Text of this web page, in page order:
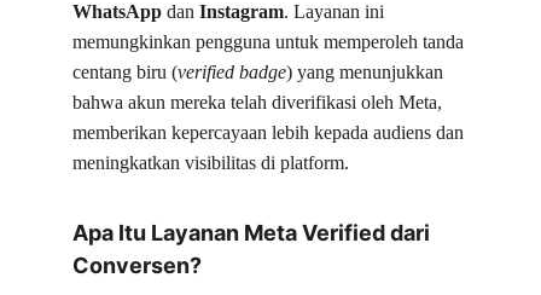
WhatsApp dan Instagram. Layanan ini
memungkinkan pengguna untuk memperoleh tanda
centang biru (verified badge) yang menunjukkan
bahwa akun mereka telah diverifikasi oleh Meta,
memberikan kepercayaan lebih kepada audiens dan
meningkatkan visibilitas di platform.
Apa Itu Layanan Meta Verified dari
Conversen?